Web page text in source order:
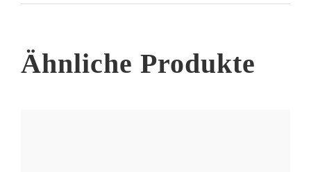
Ähnliche Produkte